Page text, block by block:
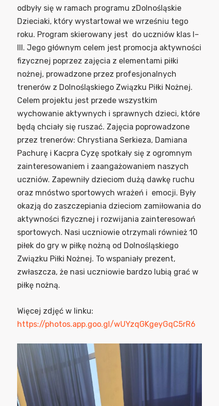
odbyły się w ramach programu zDolnośląskie
Dzieciaki, który wystartował we wrześniu tego
roku. Program skierowany jest do uczniów klas I–
III. Jego głównym celem jest promocja aktywności
fizycznej poprzez zajęcia z elementami piłki
nożnej, prowadzone przez profesjonalnych
trenerów z Dolnośląskiego Związku Piłki Nożnej.
Celem projektu jest przede wszystkim
wychowanie aktywnych i sprawnych dzieci, które
będą chciały się ruszać. Zajęcia poprowadzone
przez trenerów: Chrystiana Serkieza, Damiana
Pachurę i Kacpra Cyzę spotkały się z ogromnym
zainteresowaniem i zaangażowaniem naszych
uczniów. Zapewniły dzieciom dużą dawkę ruchu
oraz mnóstwo sportowych wrażeń i emocji. Były
okazją do zaszczepiania dzieciom zamiłowania do
aktywności fizycznej i rozwijania zainteresowań
sportowych. Nasi uczniowie otrzymali również 10
piłek do gry w piłkę nożną od Dolnośląskiego
Związku Piłki Nożnej. To wspaniały prezent,
zwłaszcza, że nasi uczniowie bardzo lubią grać w
piłkę nożną.
Więcej zdjęć w linku:
https://photos.app.goo.gl/wUYzqGKgeyGqC5rR6